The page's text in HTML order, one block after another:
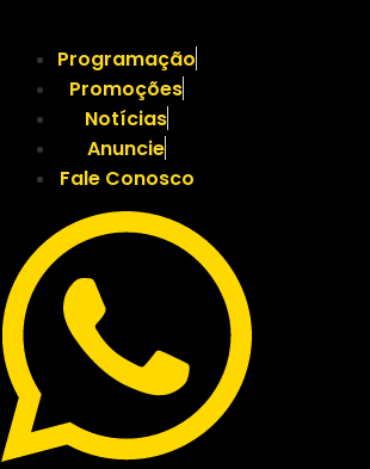
Programação
Promoções
Notícias
Anuncie
Fale Conosco